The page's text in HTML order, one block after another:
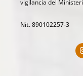
vigilancia del
Nit. 890102257-3